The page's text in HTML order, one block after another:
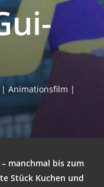
| Ani­ma­ti­ons­film |
manch­mal bis zum
Stück Kuchen und